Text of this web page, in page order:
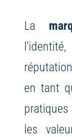
La
en tant
les